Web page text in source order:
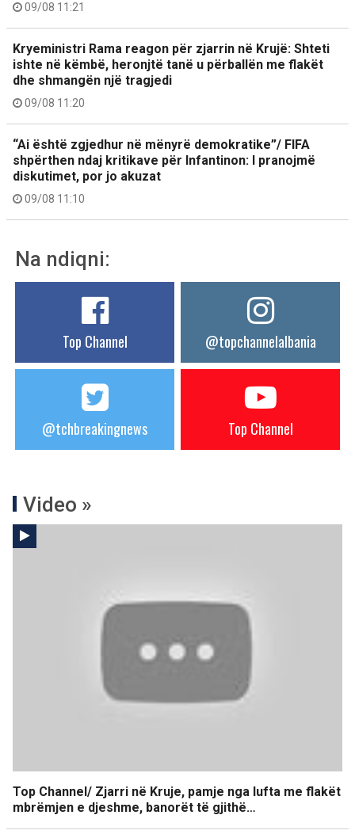
09/08 11:21
Kryeministri Rama reagon për zjarrin në Krujë: Shteti
ishte në këmbë, heronjtë tanë u përballën me flakët
dhe shmangën një tragjedi
09/08 11:20
“Ai është zgjedhur në mënyrë demokratike”/ FIFA
shpërthen ndaj kritikave për Infantinon: I pranojmë
diskutimet, por jo akuzat
09/08 11:10
Na ndiqni:
Top Channel @topchannelalbania
@tchbreakingnews Top Channel
Video »
Top Channel/ Zjarri në Kruje, pamje nga lufta me flakët
mbrëmjen e djeshme, banorët të gjithë…